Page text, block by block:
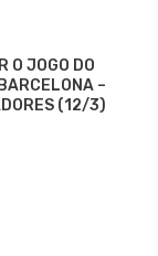
O JOGO DO
–
(12/3)